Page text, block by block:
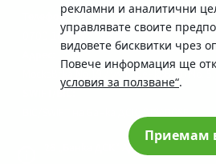
рекламни и аналитични
управлявате своите
видовете бисквитки чрез
Повече информация ще
условия за ползване“.
Приемам
Телефон:
0700 10 375 / *2375
Московска No.19 / ул. Г. Бенковски No.
SWIFT/BIC:
BIC/SWIFT на Банка ДСК: STSABGSF
© 2026 „Банка ДСК“ АД